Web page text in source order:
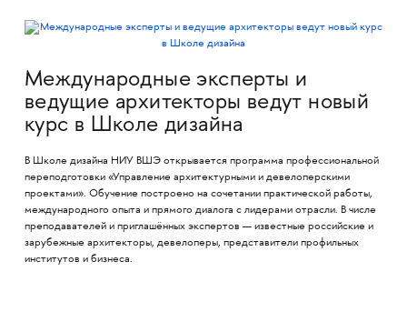
Международные эксперты и
ведущие архитекторы ведут новый
курс в Школе дизайна
В Школе дизайна НИУ ВШЭ открывается программа профессиональной
переподготовки «Управление архитектурными и девелоперскими
проектами». Обучение построено на сочетании практической работы,
международного опыта и прямого диалога с лидерами отрасли. В числе
преподавателей и приглашённых экспертов — известные российские и
зарубежные архитекторы, девелоперы, представители профильных
институтов и бизнеса.